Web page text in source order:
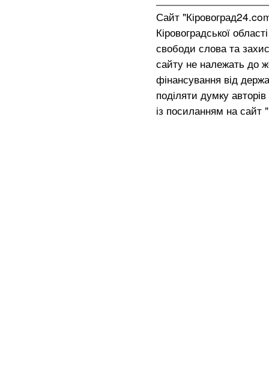
Сайт
Кіровоградської
свободи слова та
сайту не належать до
фінансування від
поділяти думку
із посиланням на сайт